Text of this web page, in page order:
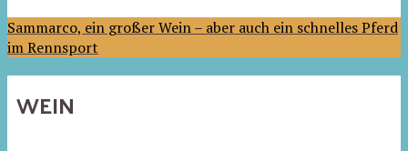
Sammarco, ein großer Wein – aber auch ein schnelles Pferd
im Rennsport
WEIN